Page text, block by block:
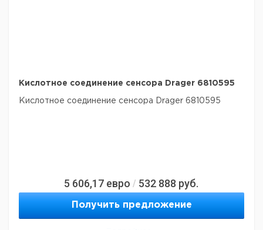
Кислотное соединение сенсора Drager 6810595
Кислотное соединение сенсора Drager 6810595
5 606,17 евро / 532 888 руб.
Получить предложение